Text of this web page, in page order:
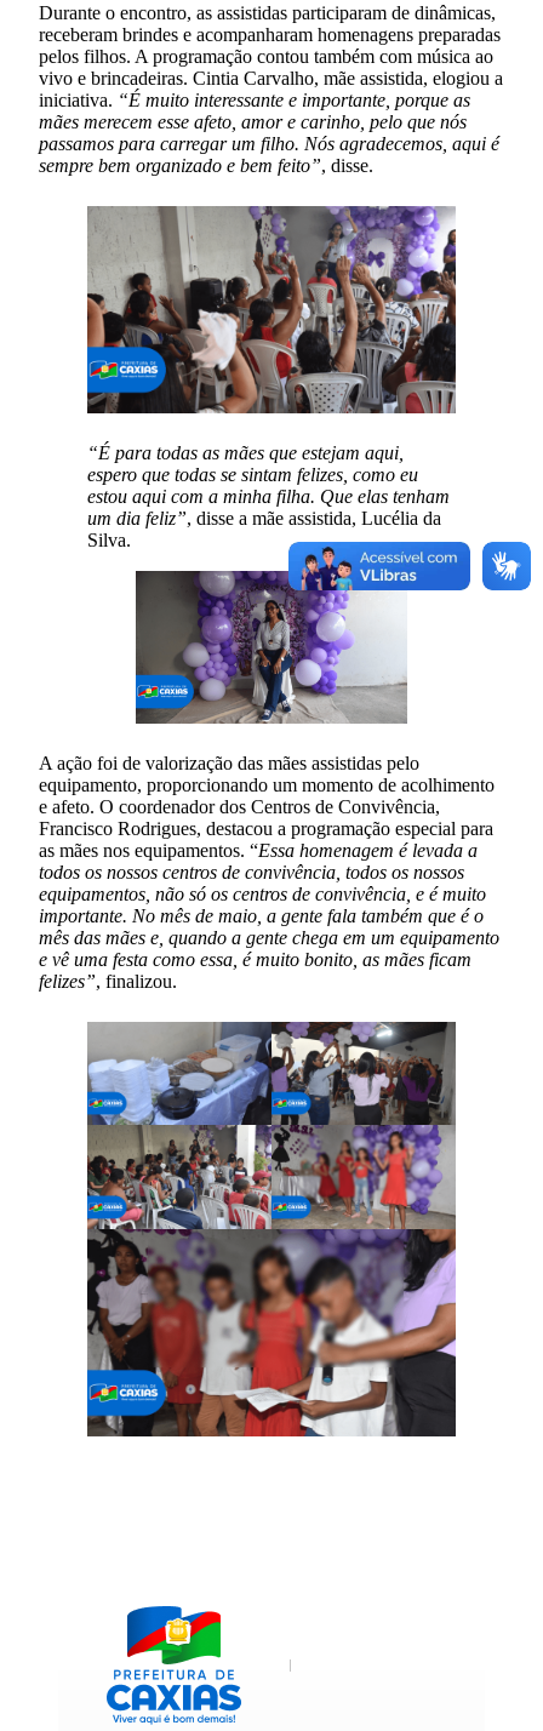
Durante o encontro, as assistidas participaram de dinâmicas,
receberam brindes e acompanharam homenagens preparadas
pelos filhos. A programação contou também com música ao
vivo e brincadeiras. Cintia Carvalho, mãe assistida, elogiou a
iniciativa. “É muito interessante e importante, porque as
mães merecem esse afeto, amor e carinho, pelo que nós
passamos para carregar um filho. Nós agradecemos, aqui é
sempre bem organizado e bem feito”, disse.
“É para todas as mães que estejam aqui,
espero que todas se sintam felizes, como eu
estou aqui com a minha filha. Que elas tenham
um dia feliz”, disse a mãe assistida, Lucélia da
Silva.
A ação foi de valorização das mães assistidas pelo
equipamento, proporcionando um momento de acolhimento
e afeto. O coordenador dos Centros de Convivência,
Francisco Rodrigues, destacou a programação especial para
as mães nos equipamentos. “Essa homenagem é levada a
todos os nossos centros de convivência, todos os nossos
equipamentos, não só os centros de convivência, e é muito
importante. No mês de maio, a gente fala também que é o
mês das mães e, quando a gente chega em um equipamento
e vê uma festa como essa, é muito bonito, as mães ficam
felizes”, finalizou.